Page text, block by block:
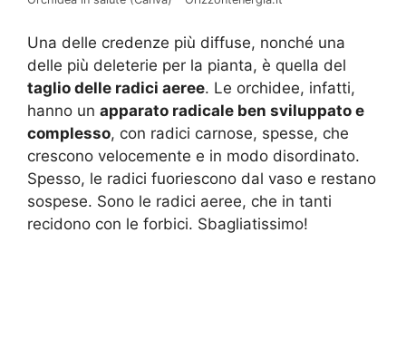
Una delle credenze più diffuse, nonché una
delle più deleterie per la pianta, è quella del
taglio delle radici aeree. Le orchidee, infatti,
hanno un apparato radicale ben sviluppato e
complesso, con radici carnose, spesse, che
crescono velocemente e in modo disordinato.
Spesso, le radici fuoriescono dal vaso e restano
sospese. Sono le radici aeree, che in tanti
recidono con le forbici. Sbagliatissimo!